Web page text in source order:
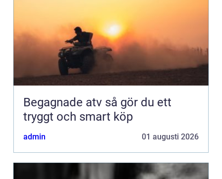
Begagnade atv så gör du ett
tryggt och smart köp
admin 01 augusti 2026